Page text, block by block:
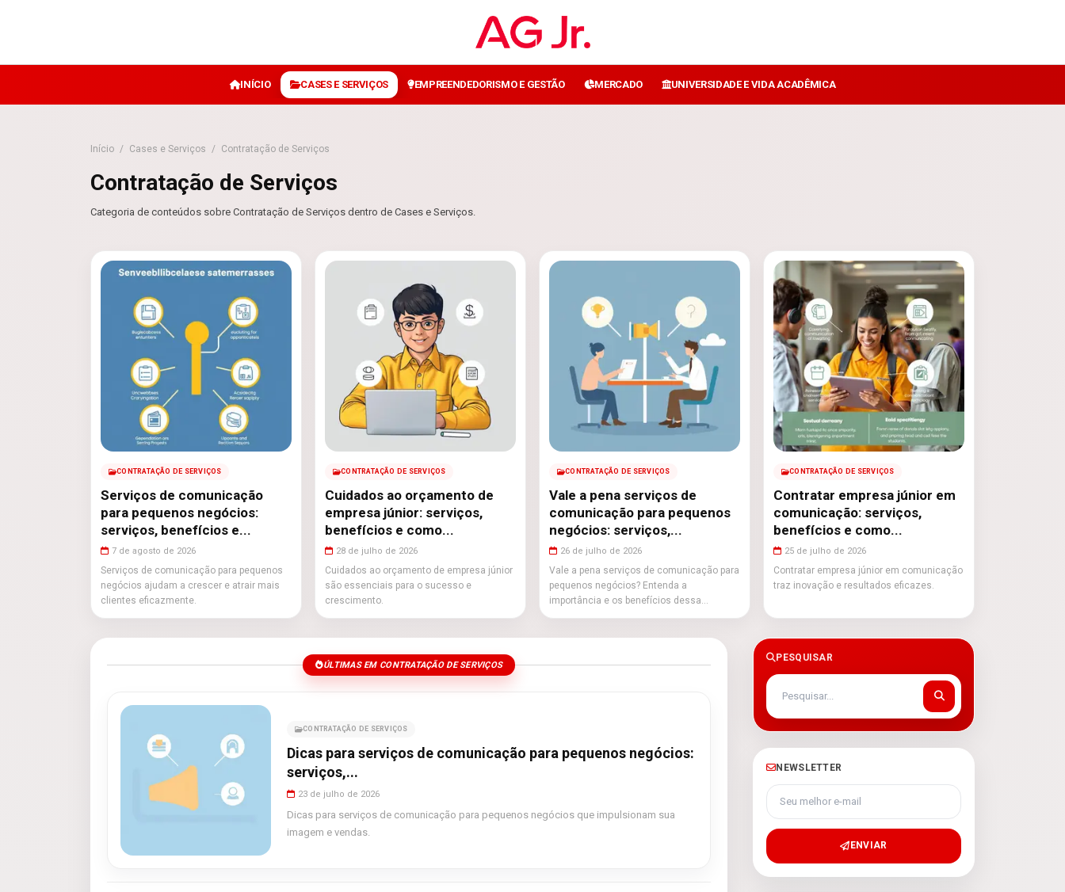
INÍCIO CASES E SERVIÇOS EMPREENDEDORISMO E GESTÃO MERCADO UNIVERSIDADE E VIDA ACADÊMICA
Início / Cases e Serviços / Contratação de Serviços
Contratação de Serviços
Categoria de conteúdos sobre Contratação de Serviços dentro de Cases e Serviços.
CONTRATAÇÃO DE SERVIÇOS
Serviços de comunicação
para pequenos negócios:
serviços, benefícios e...
7 de agosto de 2026
Serviços de comunicação para pequenos
negócios ajudam a crescer e atrair mais
clientes eficazmente.
CONTRATAÇÃO DE SERVIÇOS
Cuidados ao orçamento de
empresa júnior: serviços,
benefícios e como...
28 de julho de 2026
Cuidados ao orçamento de empresa júnior
são essenciais para o sucesso e
crescimento.
CONTRATAÇÃO DE SERVIÇOS
Vale a pena serviços de
comunicação para pequenos
negócios: serviços,...
26 de julho de 2026
Vale a pena serviços de comunicação para
pequenos negócios? Entenda a
importância e os benefícios dessa
CONTRATAÇÃO DE SERVIÇOS
Contratar empresa júnior em
comunicação: serviços,
benefícios e como...
25 de julho de 2026
Contratar empresa júnior em comunicação
traz inovação e resultados eficazes.
ÚLTIMAS EM CONTRATAÇÃO DE SERVIÇOS
CONTRATAÇÃO DE SERVIÇOS
Dicas para serviços de comunicação para pequenos negócios:
serviços,...
23 de julho de 2026
Dicas para serviços de comunicação para pequenos negócios que impulsionam sua
imagem e vendas.
PESQUISAR
NEWSLETTER
Seu melhor e-mail
ENVIAR